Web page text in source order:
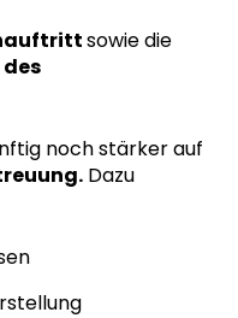
sowie die
noch stärker auf
Dazu